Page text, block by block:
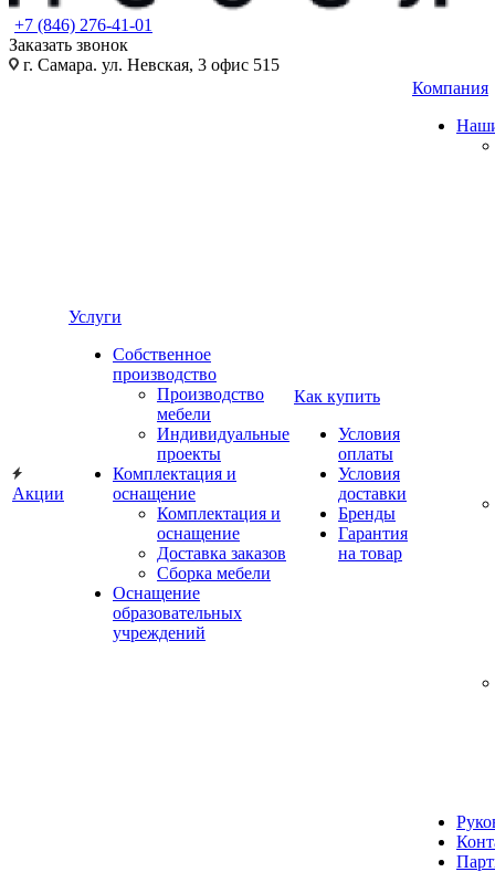
+7 (846) 276-41-01
Заказать звонок
г. Самара. ул. Невская, 3 офис 515
Акции
Услуги
Собственное
производство
Производство
мебели
Индивидуальные
проекты
Комплектация и
оснащение
Комплектация и
оснащение
Доставка заказов
Сборка мебели
Оснащение
образовательных
учреждений
Как купить
Условия
оплаты
Условия
доставки
Бренды
Гарантия
на товар
Компания